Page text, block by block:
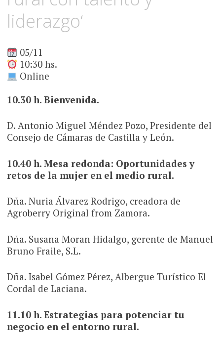
liderazgo‘
05/11
10:30 hs.
Online
10.30 h. Bienvenida.
D. Antonio Miguel Méndez Pozo, Presidente del
Consejo de Cámaras de Castilla y León.
10.40 h. Mesa redonda: Oportunidades y
retos de la mujer en el medio rural.
Dña. Nuria Álvarez Rodrigo, creadora de
Agroberry Original from Zamora.
Dña. Susana Moran Hidalgo, gerente de Manuel
Bruno Fraile, S.L.
Dña. Isabel Gómez Pérez, Albergue Turístico El
Cordal de Laciana.
11.10 h. Estrategias para potenciar tu
negocio en el entorno rural.